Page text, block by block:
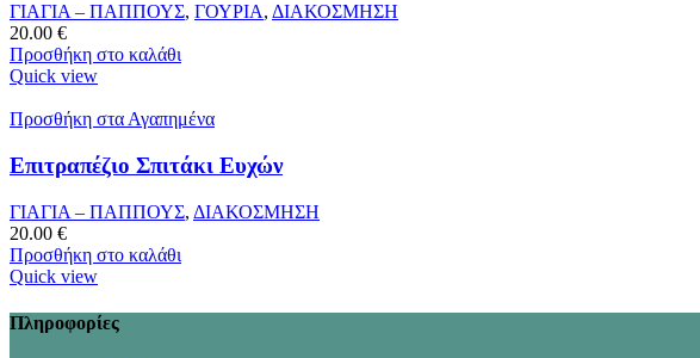
ΓΙΑΓΙΑ – ΠΑΠΠΟΥΣ, ΓΟΥΡΙΑ, ΔΙΑΚΟΣΜΗΣΗ
20.00 €
Προσθήκη στο καλάθι
Quick view
Προσθήκη στα Αγαπημένα
Επιτραπέζιο Σπιτάκι Ευχών
ΓΙΑΓΙΑ – ΠΑΠΠΟΥΣ, ΔΙΑΚΟΣΜΗΣΗ
20.00 €
Προσθήκη στο καλάθι
Quick view
Πληροφορίες